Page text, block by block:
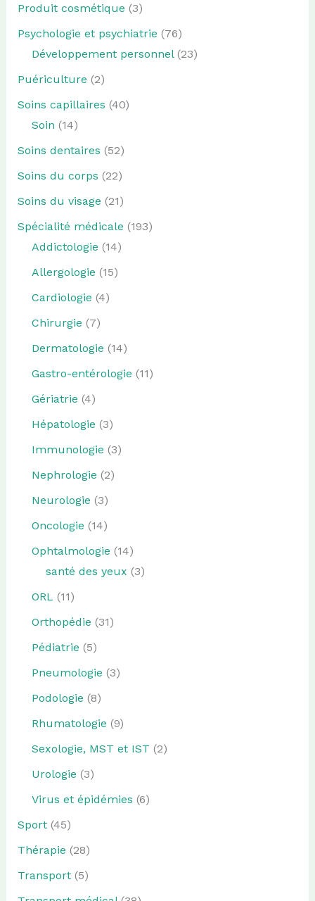
Produit cosmétique (3)
Psychologie et psychiatrie (76)
Développement personnel(23)
Puériculture (2)
Soins capillaires (40)
Soin (14)
Soins dentaires (52)
Soins du corps (22)
Soins du visage (21)
Spécialité médicale (193)
Addictologie (14)
Allergologie (15)
Cardiologie (4)
Chirurgie (7)
Dermatologie (14)
Gastro-entérologie (11)
Gériatrie (4)
Hépatologie (3)
Immunologie (3)
Nephrologie (2)
Neurologie (3)
Oncologie (14)
Ophtalmologie (14)
santé des yeux (3)
ORL (11)
Orthopédie (31)
Pédiatrie (5)
Pneumologie (3)
Podologie (8)
Rhumatologie (9)
Sexologie, MST et IST (2)
Urologie (3)
Virus et épidémies (6)
Sport(45)
Thérapie (28)
Transport(5)